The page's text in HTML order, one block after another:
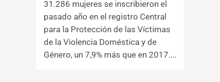
31.286 mujeres se inscribieron el
pasado año en el registro Central
para la Protección de las Víctimas
de la Violencia Doméstica y de
Género, un 7,9% más que en 2017....